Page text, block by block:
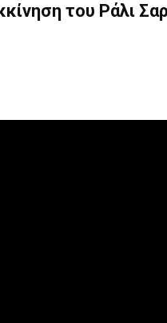
του Ράλι